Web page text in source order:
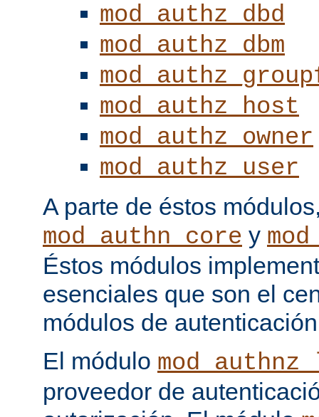
mod_authz_dbd
mod_authz_dbm
mod_authz_host
mod_authz_owner
mod_authz_user
A parte de éstos
mod_authn_core y
Éstos módulos
esenciales que son el
módulos de
El módulo
proveedor de